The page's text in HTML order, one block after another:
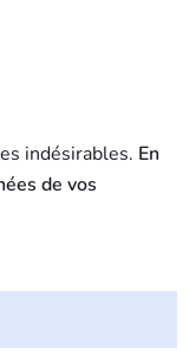
indésirables. En
de vos